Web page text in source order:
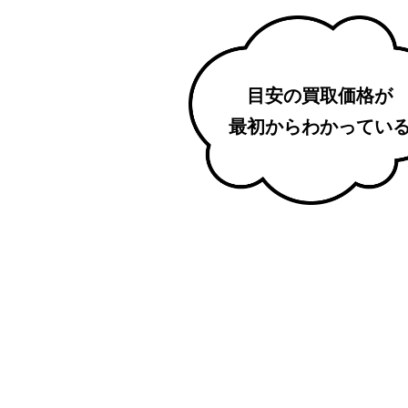
目安の買取価格が
最初からわかってい